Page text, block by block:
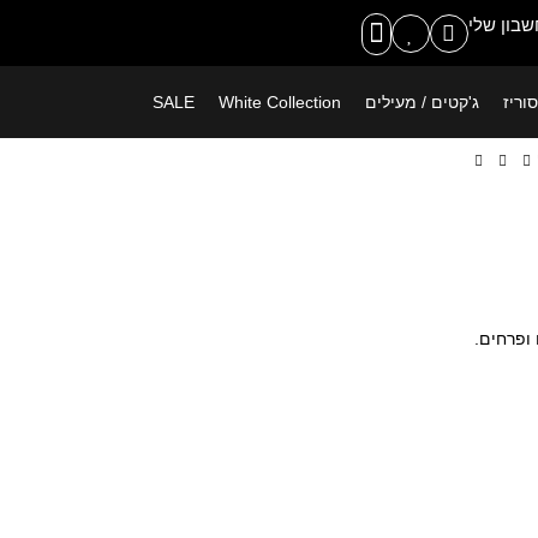
משלוח חינם ברכישה מעל 399 ש"ח שלי
ג'קטים / מעילים White Collection
SALE